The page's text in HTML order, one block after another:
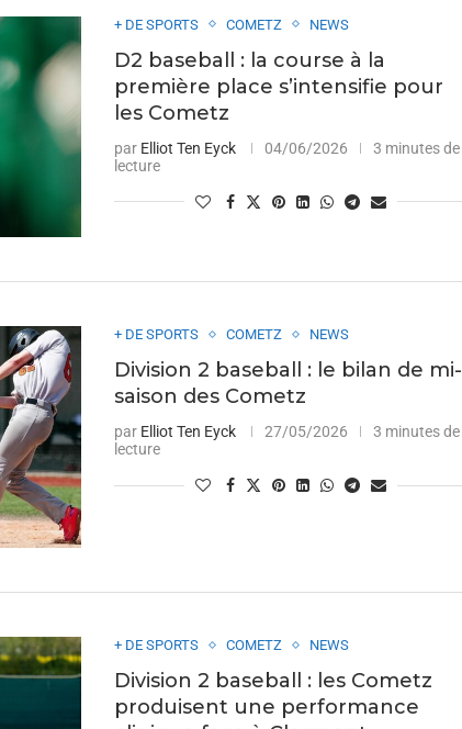
+ DE SPORTS COMETZ NEWS
D2 baseball : la course à la
première place s’intensifie pour
les Cometz
par Elliot Ten Eyck 04/06/2026
3 minutes de
lecture
+ DE SPORTS COMETZ NEWS
Division 2 baseball : le bilan de mi-
saison des Cometz
par Elliot Ten Eyck 27/05/2026
3 minutes de
lecture
+ DE SPORTS COMETZ NEWS
Division 2 baseball : les Cometz
produisent une performance